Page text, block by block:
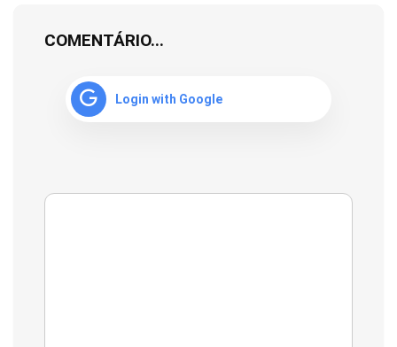
COMENTÁRIO...
Login with Google